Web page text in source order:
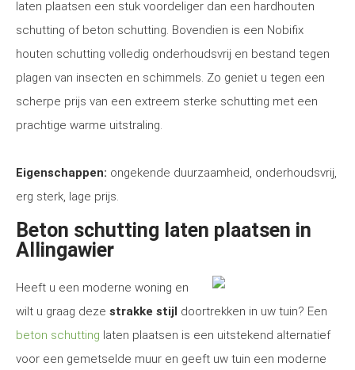
laten plaatsen een stuk voordeliger dan een hardhouten
schutting of beton schutting. Bovendien is een Nobifix
houten schutting volledig onderhoudsvrij en bestand tegen
plagen van insecten en schimmels. Zo geniet u tegen een
scherpe prijs van een extreem sterke schutting met een
prachtige warme uitstraling.
Eigenschappen: ongekende duurzaamheid, onderhoudsvrij,
erg sterk, lage prijs.
Beton schutting laten plaatsen in
Allingawier
Heeft u een moderne woning en
wilt u graag deze strakke stijl doortrekken in uw tuin? Een
beton schutting laten plaatsen is een uitstekend alternatief
voor een gemetselde muur en geeft uw tuin een moderne